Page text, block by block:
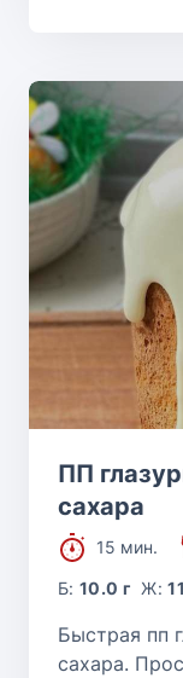
ПП
сахара
15 мин.
Б:10.0 г Ж:
Быстрая пп
сахара.